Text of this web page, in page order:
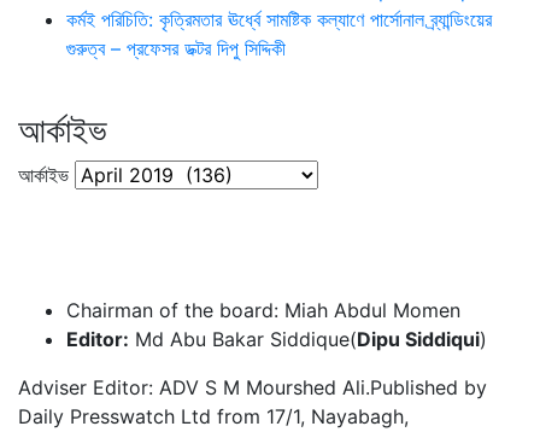
কর্মই পরিচিতি: কৃত্রিমতার ঊর্ধ্বে সামষ্টিক কল্যাণে পার্সোনাল ব্র্যান্ডিংয়ের
গুরুত্ব – প্রফেসর ডক্টর দিপু সিদ্দিকী
আর্কাইভ
আর্কাইভ
Chairman of the board: Miah Abdul Momen
Editor: Md Abu Bakar Siddique(Dipu Siddiqui)
Adviser Editor: ADV S M Mourshed Ali.Published by
Daily Presswatch Ltd from 17/1, Nayabagh,